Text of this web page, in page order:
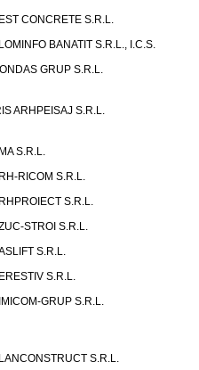
CONCRETE S.R.L.
BANATIT S.R.L., I.C.S.
GRUP S.R.L.
ARHPEISAJ S.R.L.
S.R.L.
RICOM S.R.L.
S.R.L.
STROI S.R.L.
S.R.L.
S.R.L.
GRUP S.R.L.
S.R.L.